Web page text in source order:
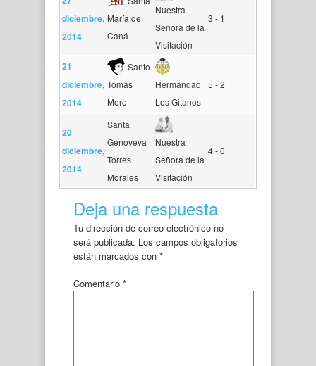
diciembre,
2014
María de
Caná
Nuestra
Señora de la
Visitación
3 - 1
21
diciembre,
2014
Santo
Tomás
Moro
Hermandad
Los Gitanos
5 - 2
20
diciembre,
2014
Santa
Genoveva
Torres
Morales
Nuestra
Señora de la
Visitación
4 - 0
Deja una respuesta
Tu dirección de correo electrónico no
será publicada. Los campos obligatorios
están marcados con *
Comentario *